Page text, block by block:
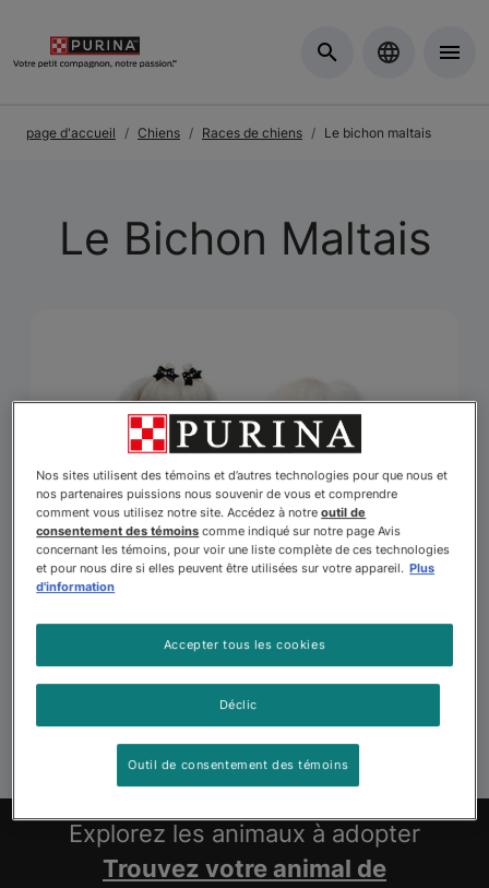
page d'accueil Chiens Races de chiens Le bichon maltais
Le Bichon Maltais
Explorez les animaux à adopter
Trouvez votre animal de
Nos sites utilisent des témoins et d’autres technologies pour que nous et
nos partenaires puissions nous souvenir de vous et comprendre
comment vous utilisez notre site. Accédez à notreoutil de
consentement des témoins comme indiqué sur notre page Avis
concernant les témoins, pour voir une liste complète de ces technologies
et pour nous dire si elles peuvent être utilisées sur votre appareil. Plus
d'information
Déclic
Accepter tous les cookies
Outil de consentement des témoins